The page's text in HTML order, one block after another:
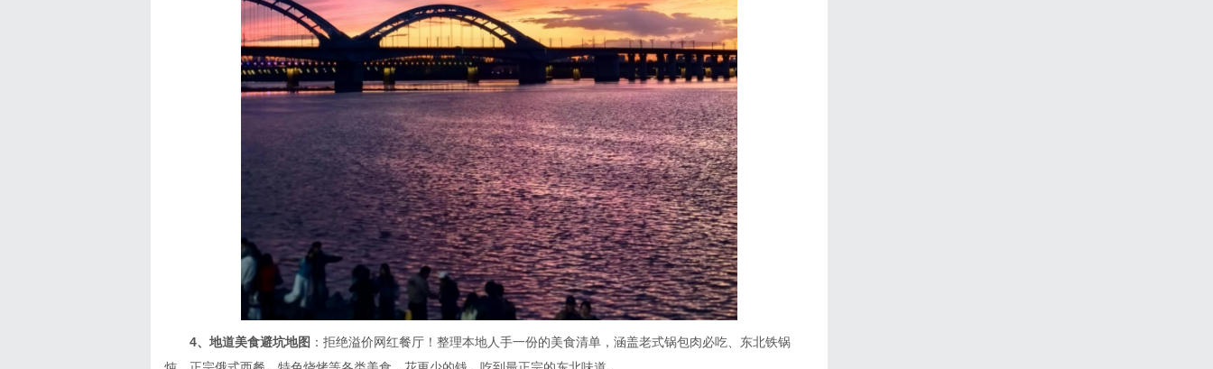
4、地道美食避坑地图 ：拒绝溢价网红餐厅！整理本地人手一份的美食清单，涵盖老式锅包肉必吃、东北铁锅